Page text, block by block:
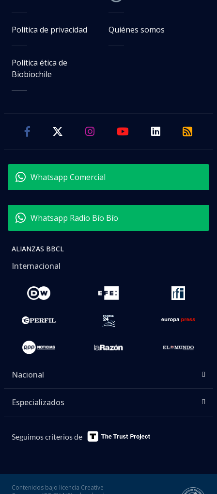
Política de privacidad Quiénes somos
Política ética de
Biobiochile
Whatsapp Comercial
Whatsapp Radio Bío Bío
ALIANZAS BBCL
Internacional
Nacional
Especializados
Seguimos criterios de
Contenidos bajo licencia Creative